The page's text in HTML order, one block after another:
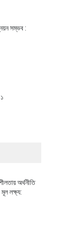
সম্ভব :
অর্থনীতি
লক্ষ্য: